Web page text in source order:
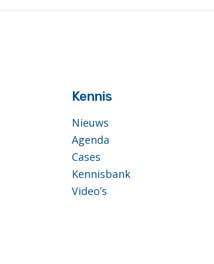
Kennis
Nieuws
Agenda
Cases
Kennisbank
Video’s